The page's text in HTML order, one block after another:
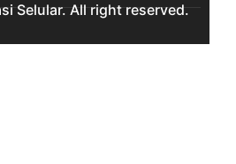
Selular. All right reserved.